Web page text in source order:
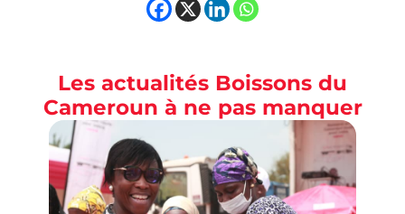
Les actualités Boissons du
Cameroun à ne pas manquer